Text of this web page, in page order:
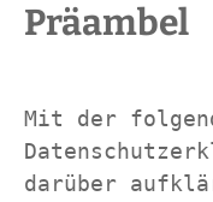
Präambel
Mit der
darüber